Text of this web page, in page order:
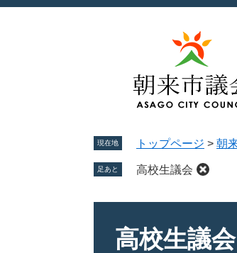
ペ
メ
現在地 トップページ > 朝
足あと 高校生議会
高校生議会